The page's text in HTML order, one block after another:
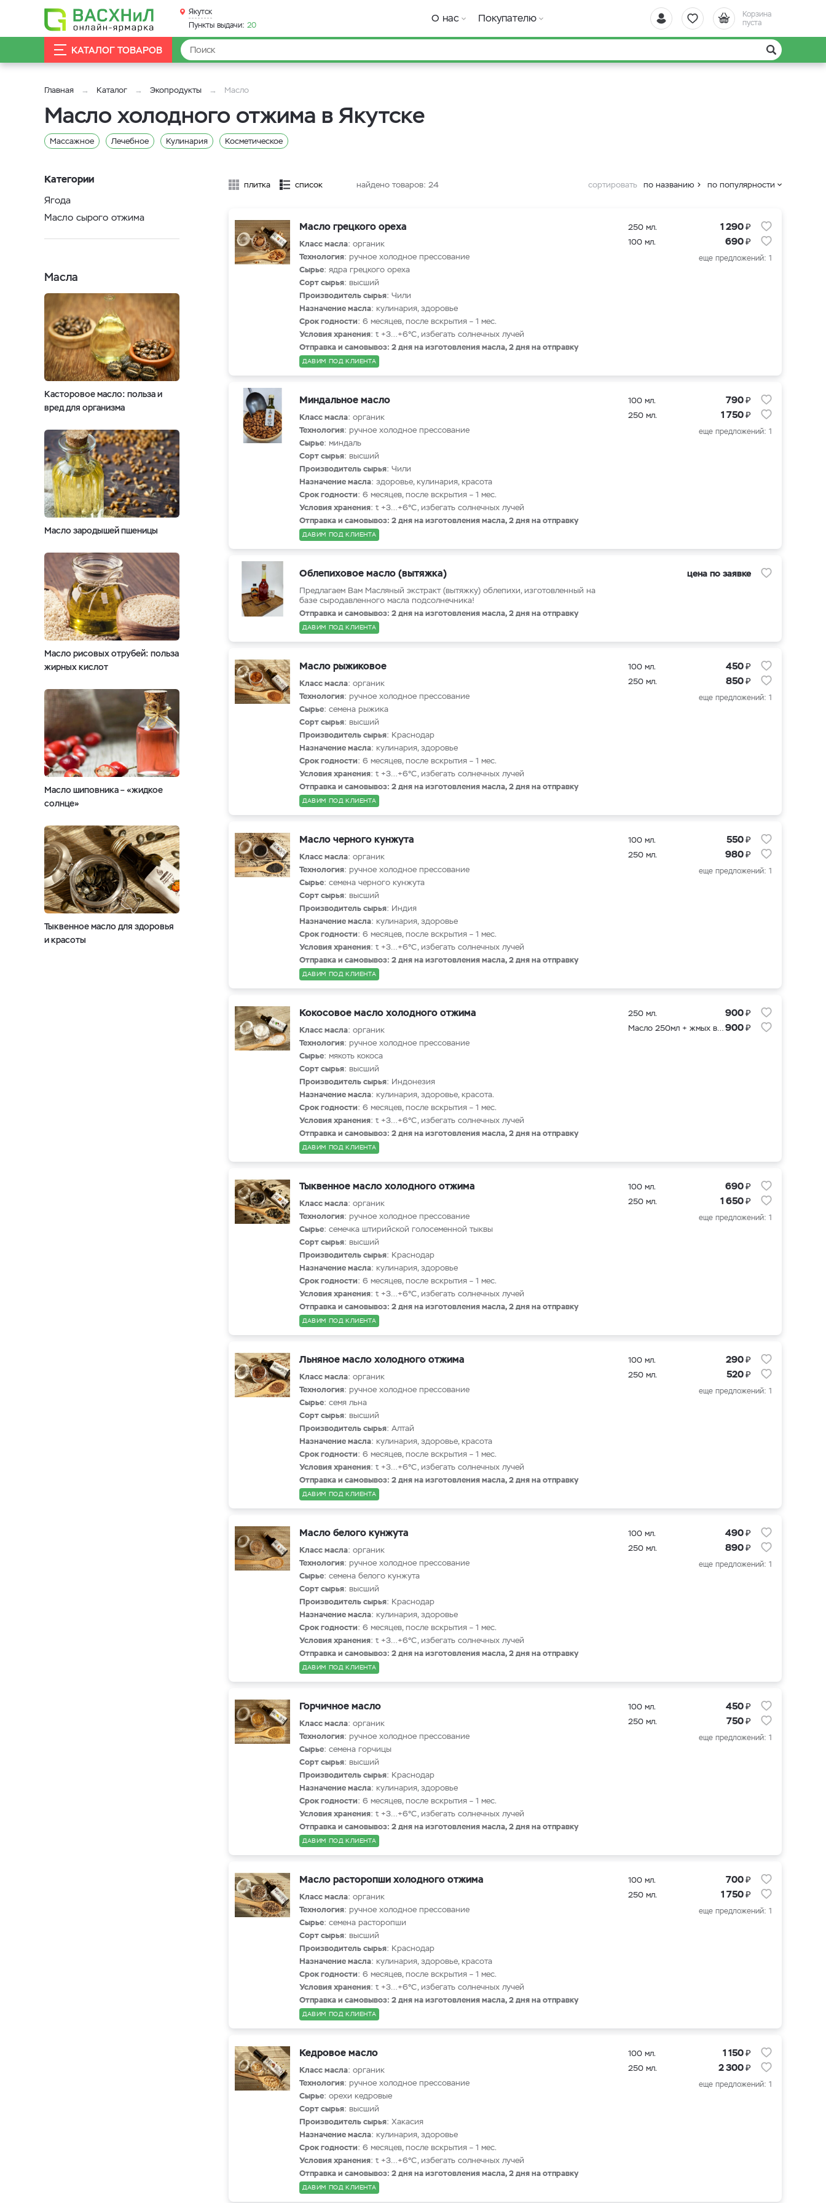
Корзина
пуста
Якутск
Пункты выдачи: 20
О нас Покупателю
КАТАЛОГ ТОВАРОВ
Главная Каталог Экопродукты Масло
Масло холодного отжима в Якутске
Массажное Лечебное Кулинария Косметическое
Категории
Ягода
Масло сырого отжима
Масла
Касторовое масло: польза и
вред для организма
Масло зародышей пшеницы
Масло рисовых отрубей: польза
жирных кислот
Масло шиповника – «жидкое
солнце»
Тыквенное масло для здоровья
и красоты
плитка список найдено товаров: 24 сортировать по названию по популярности
Масло грецкого ореха
Класс масла: органик
Технология: ручное холодное прессование
Сырье: ядра грецкого ореха
Сорт сырья: высший
Производитель сырья: Чили
Назначение масла: кулинария, здоровье
Срок годности: 6 месяцев, после вскрытия – 1 мес.
Условия хранения: t +3…+6°С, избегать солнечных лучей
Отправка и самовывоз: 2 дня на изготовления масла, 2 дня на отправку
ДАВИМ ПОД КЛИЕНТА
250 мл. 1 290₽
100 мл. 690₽
еще предложений: 1
Миндальное масло
Класс масла: органик
Технология: ручное холодное прессование
Сырье: миндаль
Сорт сырья: высший
Производитель сырья: Чили
Назначение масла: здоровье, кулинария, красота
Срок годности: 6 месяцев, после вскрытия – 1 мес.
Условия хранения: t +3…+6°С, избегать солнечных лучей
Отправка и самовывоз: 2 дня на изготовления масла, 2 дня на отправку
ДАВИМ ПОД КЛИЕНТА
100 мл. 790₽
250 мл. 1 750₽
еще предложений: 1
Облепиховое масло (вытяжка)
Предлагаем Вам Масляный экстракт (вытяжку) облепихи, изготовленный на
базе сыродавленного масла подсолнечника!
Отправка и самовывоз: 2 дня на изготовления масла, 2 дня на отправку
ДАВИМ ПОД КЛИЕНТА
цена по заявке
Масло рыжиковое
Класс масла: органик
Технология: ручное холодное прессование
Сырье: семена рыжика
Сорт сырья: высший
Производитель сырья: Краснодар
Назначение масла: кулинария, здоровье
Срок годности: 6 месяцев, после вскрытия – 1 мес.
Условия хранения: t +3…+6°С, избегать солнечных лучей
Отправка и самовывоз: 2 дня на изготовления масла, 2 дня на отправку
ДАВИМ ПОД КЛИЕНТА
100 мл. 450₽
250 мл. 850₽
еще предложений: 1
Масло черного кунжута
Класс масла: органик
Технология: ручное холодное прессование
Сырье: семена черного кунжута
Сорт сырья: высший
Производитель сырья: Индия
Назначение масла: кулинария, здоровье
Срок годности: 6 месяцев, после вскрытия – 1 мес.
Условия хранения: t +3…+6°С, избегать солнечных лучей
Отправка и самовывоз: 2 дня на изготовления масла, 2 дня на отправку
ДАВИМ ПОД КЛИЕНТА
100 мл. 550₽
250 мл. 980₽
еще предложений: 1
Кокосовое масло холодного отжима
Класс масла: органик
Технология: ручное холодное прессование
Сырье: мякоть кокоса
Сорт сырья: высший
Производитель сырья: Индонезия
Назначение масла: кулинария, здоровье, красота.
Срок годности: 6 месяцев, после вскрытия – 1 мес.
Условия хранения: t +3…+6°С, избегать солнечных лучей
Отправка и самовывоз: 2 дня на изготовления масла, 2 дня на отправку
ДАВИМ ПОД КЛИЕНТА
250 мл. 900₽
Масло 250мл + жмых в подарок 900₽
Тыквенное масло холодного отжима
Класс масла: органик
Технология: ручное холодное прессование
Сырье: семечка штирийской голосеменной тыквы
Сорт сырья: высший
Производитель сырья: Краснодар
Назначение масла: кулинария, здоровье
Срок годности: 6 месяцев, после вскрытия – 1 мес.
Условия хранения: t +3…+6°С, избегать солнечных лучей
Отправка и самовывоз: 2 дня на изготовления масла, 2 дня на отправку
ДАВИМ ПОД КЛИЕНТА
100 мл. 690₽
250 мл. 1 650₽
еще предложений: 1
Льняное масло холодного отжима
Класс масла: органик
Технология: ручное холодное прессование
Сырье: семя льна
Сорт сырья: высший
Производитель сырья: Алтай
Назначение масла: кулинария, здоровье, красота
Срок годности: 6 месяцев, после вскрытия – 1 мес.
Условия хранения: t +3…+6°С, избегать солнечных лучей
Отправка и самовывоз: 2 дня на изготовления масла, 2 дня на отправку
ДАВИМ ПОД КЛИЕНТА
100 мл. 290₽
250 мл. 520₽
еще предложений: 1
Масло белого кунжута
Класс масла: органик
Технология: ручное холодное прессование
Сырье: семена белого кунжута
Сорт сырья: высший
Производитель сырья: Краснодар
Назначение масла: кулинария, здоровье
Срок годности: 6 месяцев, после вскрытия – 1 мес.
Условия хранения: t +3…+6°С, избегать солнечных лучей
Отправка и самовывоз: 2 дня на изготовления масла, 2 дня на отправку
ДАВИМ ПОД КЛИЕНТА
100 мл. 490₽
250 мл. 890₽
еще предложений: 1
Горчичное масло
Класс масла: органик
Технология: ручное холодное прессование
Сырье: семена горчицы
Сорт сырья: высший
Производитель сырья: Краснодар
Назначение масла: кулинария, здоровье
Срок годности: 6 месяцев, после вскрытия – 1 мес.
Условия хранения: t +3…+6°С, избегать солнечных лучей
Отправка и самовывоз: 2 дня на изготовления масла, 2 дня на отправку
ДАВИМ ПОД КЛИЕНТА
100 мл. 450₽
250 мл. 750₽
еще предложений: 1
Масло расторопши холодного отжима
Класс масла: органик
Технология: ручное холодное прессование
Сырье: семена расторопши
Сорт сырья: высший
Производитель сырья: Краснодар
Назначение масла: кулинария, здоровье, красота
Срок годности: 6 месяцев, после вскрытия – 1 мес.
Условия хранения: t +3…+6°С, избегать солнечных лучей
Отправка и самовывоз: 2 дня на изготовления масла, 2 дня на отправку
ДАВИМ ПОД КЛИЕНТА
100 мл. 700₽
250 мл. 1 750₽
еще предложений: 1
Кедровое масло
Класс масла: органик
Технология: ручное холодное прессование
Сырье: орехи кедровые
Сорт сырья: высший
Производитель сырья: Хакасия
Назначение масла: кулинария, здоровье
Срок годности: 6 месяцев, после вскрытия – 1 мес.
Условия хранения: t +3…+6°С, избегать солнечных лучей
Отправка и самовывоз: 2 дня на изготовления масла, 2 дня на отправку
ДАВИМ ПОД КЛИЕНТА
100 мл. 1 150₽
250 мл. 2 300₽
еще предложений: 1